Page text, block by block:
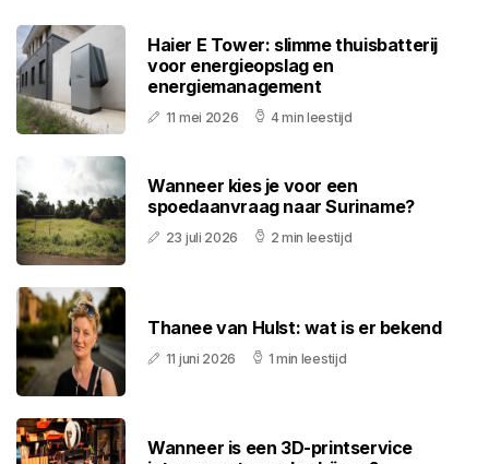
Haier E Tower: slimme thuisbatterij
voor energieopslag en
energiemanagement
11 mei 2026 4 min leestijd
Wanneer kies je voor een
spoedaanvraag naar Suriname?
23 juli 2026 2 min leestijd
Thanee van Hulst: wat is er bekend
11 juni 2026 1 min leestijd
Wanneer is een 3D-printservice